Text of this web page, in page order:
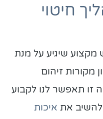
חיטוי
מקצוע שיגיע על מנת
מקורות זיהום
זו תאפשר לנו לקבוע
להשיב את איכות